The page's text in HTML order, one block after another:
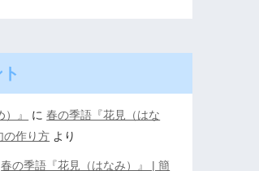
』 に春の季語『花見（はな
の作り方 より
春の季語『花見（はなみ）』 | 簡